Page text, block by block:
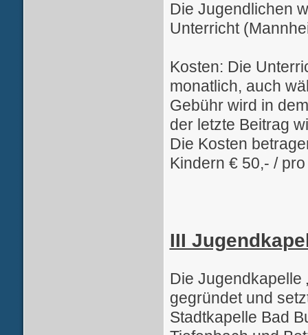
Die Jugendlichen
Unterricht
Kosten: Die
monatlich, auch
Gebühr wird in
der letzte Beitrag
Die Kosten
Kindern € 50,- /
III
Die Jugendkapelle
gegründet und
Stadtkapelle Bad